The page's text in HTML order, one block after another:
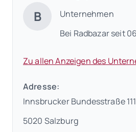
B
Unternehmen
Bei Radbazar seit
Zu allen Anzeigen des
Adresse:
Innsbrucker Bundesstraße 111
5020 Salzburg